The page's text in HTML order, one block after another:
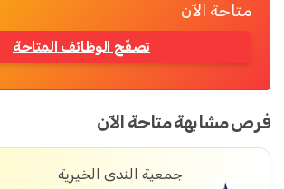
متاحة الآن
تصفّح الوظائف المتاحة
فرص مشابهة متاحة الآن
جمعية الندى الخيرية